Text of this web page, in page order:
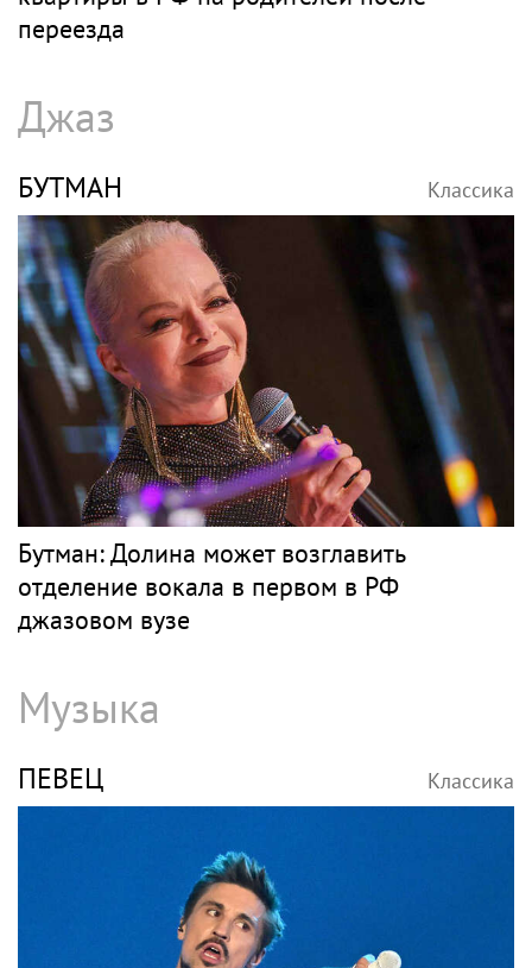
переезда
Джаз
БУТМАН Классика
Бутман: Долина может возглавить
отделение вокала в первом в РФ
джазовом вузе
Музыка
ПЕВЕЦ Классика